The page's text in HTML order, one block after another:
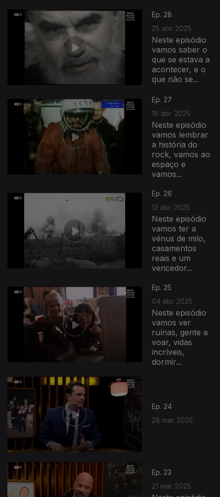
Ep. 28
25 abr. 2025
Neste episódio
vamos saber o
que se estava a
acontecer, e o
que não se...
Ep. 27
18 abr. 2025
Neste episódio
vamos lembrar
a história do
rock, vamos ao
espaço e
vamos...
Ep. 26
12 abr. 2025
Neste episódio
vamos ter a
vénus de milo,
casamentos
reais e um
vencedor...
Ep. 25
04 abr. 2025
Neste episódio
vamos ver
ruínas, gente a
voar, vidas
incríveis,
dormir...
Ep. 24
28 mar. 2025
Ep. 23
21 mar. 2025